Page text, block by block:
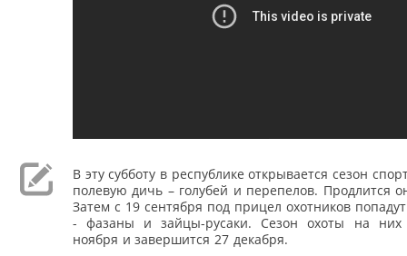
В эту субботу в республике открывается сезон
полевую дичь – голубей и перепелов. Продлится
Затем с 19 сентября под прицел охотников
- фазаны и зайцы-русаки. Сезон охоты на них
ноября и завершится 27 декабря.